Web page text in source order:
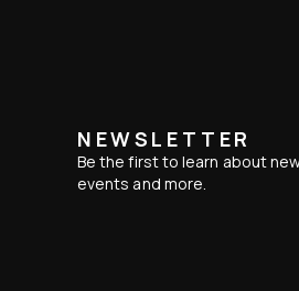
NEWSLETTER
Be the first to learn about
events and more.